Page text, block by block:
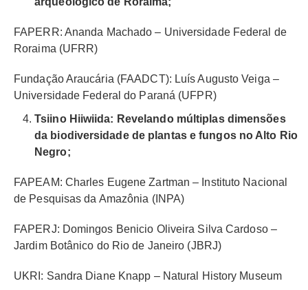
FAPERR: Ananda Machado – Universidade Federal de
Roraima (UFRR)
Fundação Araucária (FAADCT): Luís Augusto Veiga –
Universidade Federal do Paraná (UFPR)
Tsiino Hiiwiida: Revelando múltiplas dimensões
da biodiversidade de plantas e fungos no Alto Rio
Negro;
FAPEAM: Charles Eugene Zartman – Instituto Nacional
de Pesquisas da Amazônia (INPA)
FAPERJ: Domingos Benicio Oliveira Silva Cardoso –
Jardim Botânico do Rio de Janeiro (JBRJ)
UKRI: Sandra Diane Knapp – Natural History Museum